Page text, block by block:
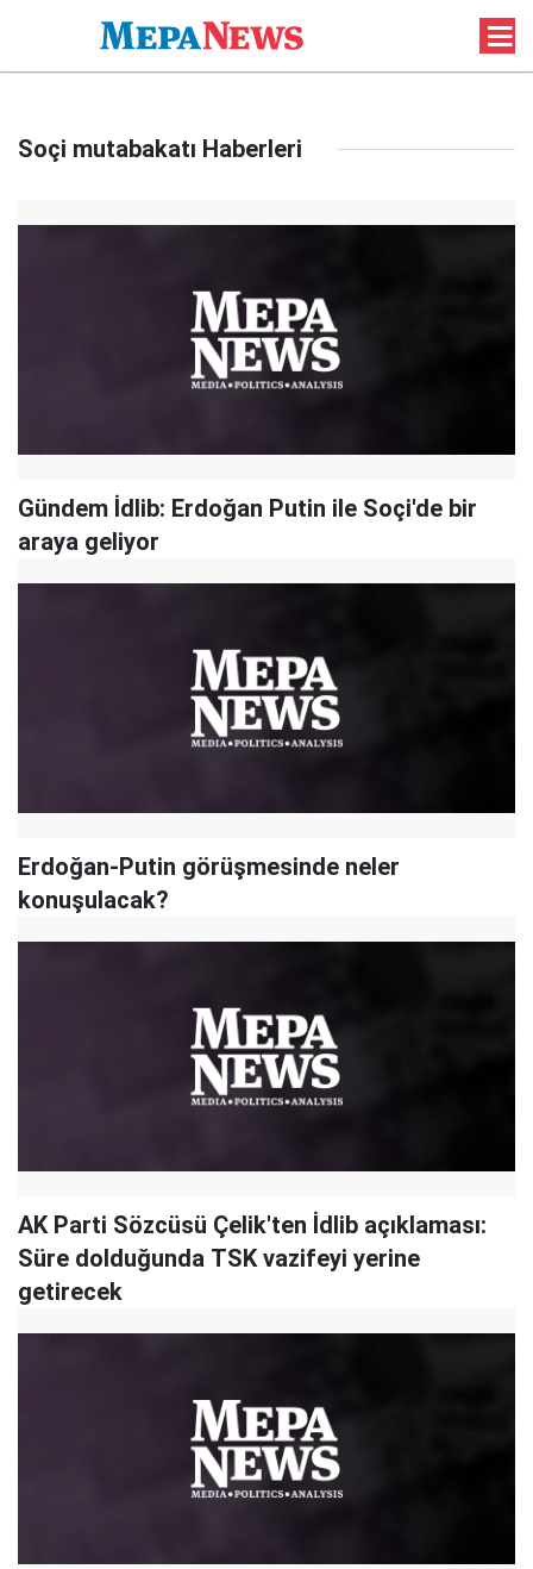
Soçi mutabakatı Haberleri
Gündem İdlib: Erdoğan Putin ile Soçi'de bir
araya geliyor
Erdoğan-Putin görüşmesinde neler
konuşulacak?
AK Parti Sözcüsü Çelik'ten İdlib açıklaması:
Süre dolduğunda TSK vazifeyi yerine
getirecek